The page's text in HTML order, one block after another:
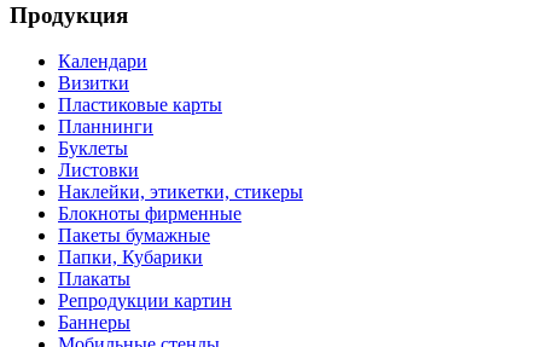
Продукция
Календари
Визитки
Пластиковые карты
Планнинги
Буклеты
Листовки
Наклейки, этикетки, стикеры
Блокноты фирменные
Пакеты бумажные
Папки, Кубарики
Плакаты
Репродукции картин
Баннеры